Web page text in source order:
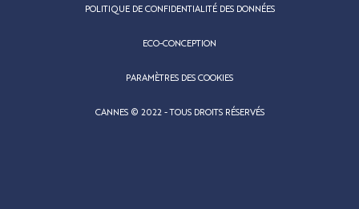
POLITIQUE DE CONFIDENTIALITÉ DES DONNÉES
ECO-CONCEPTION
PARAMÈTRES DES COOKIES
CANNES © 2022 - TOUS DROITS RÉSERVÉS